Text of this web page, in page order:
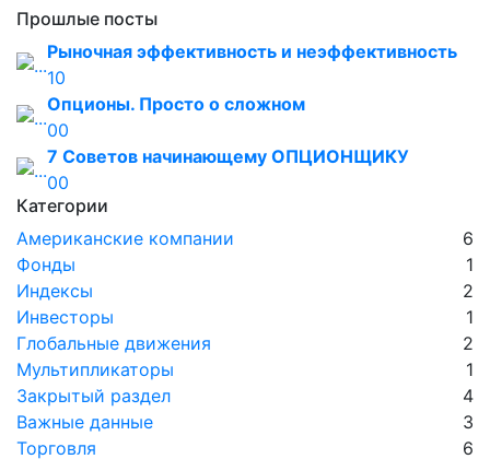
Прошлые посты
Рыночная эффективность и неэффективность
10
Опционы. Просто о сложном
00
7 Советов начинающему ОПЦИОНЩИКУ
00
Категории
Американские компании
6
Фонды
1
Индексы
2
Инвесторы
1
Глобальные движения
2
Мультипликаторы
1
Закрытый раздел
4
Важные данные
3
Торговля
6